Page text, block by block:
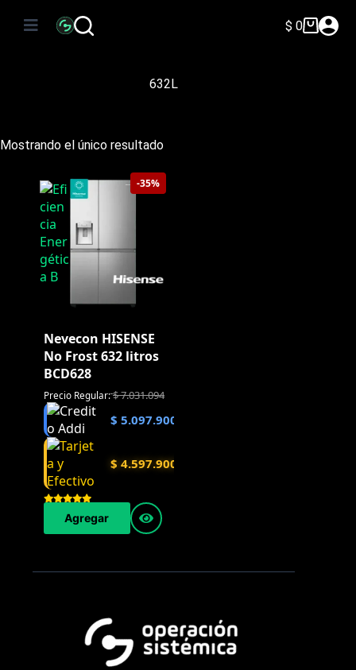
Carro
$ 0
632L
Mostrando el único resultado
-35%
Nevecon HISENSE
No Frost 632 litros
BCD628
Precio Regular:$7.031.094
$ 5.097.900
$ 4.597.900
Agregar